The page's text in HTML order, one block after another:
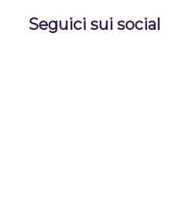
Seguici sui social